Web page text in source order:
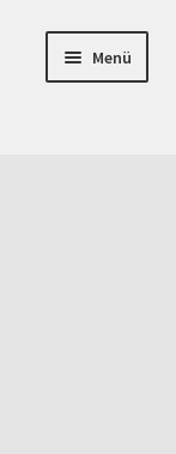
Menü